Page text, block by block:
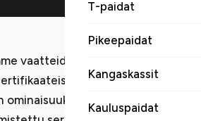
T-paidat
Pikeepaidat
Kangaskassit
Kauluspaidat
vaatteiden / tekstiilien
Materiaalit ovat
perusteella.